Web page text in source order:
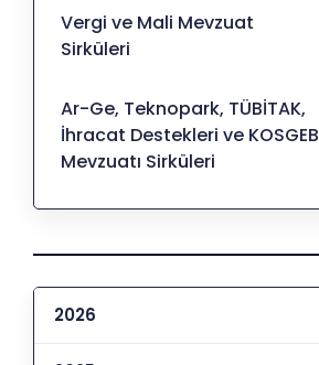
Vergi ve Mali Mevzuat
Sirküleri
Ar-Ge, Teknopark, TÜBİTAK,
İhracat Destekleri ve KOSGEB
Mevzuatı Sirküleri
2026